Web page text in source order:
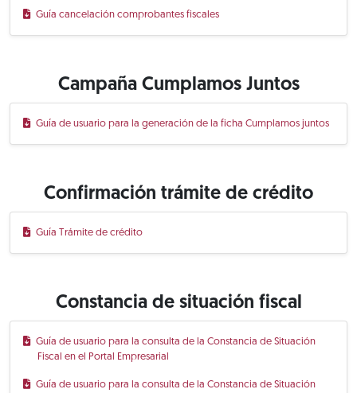
Guía cancelación comprobantes fiscales
Campaña Cumplamos Juntos
Guía de usuario para la generación de la ficha Cumplamos juntos
Confirmación trámite de crédito
Guía Trámite de crédito
Constancia de situación fiscal
Guía de usuario para la consulta de la Constancia de Situación
Fiscal en el Portal Empresarial
Guía de usuario para la consulta de la Constancia de Situación